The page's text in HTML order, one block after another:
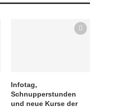
Infotag,
Schnupperstunden
und neue Kurse der